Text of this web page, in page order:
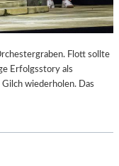
Flott sollte
Erfolgsstory als
wiederholen. Das